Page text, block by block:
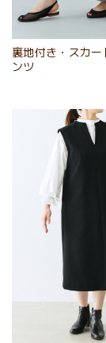
裏地付き・スカー
ンツ